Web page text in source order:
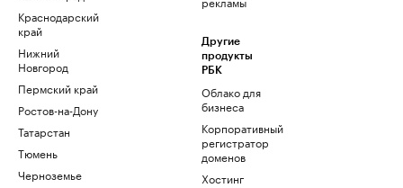
Краснодарский
край
Нижний
Новгород
Пермский край
Ростов-на-Дону
Татарстан
Тюмень
Черноземье
Другие
продукты
РБК
Облако для
бизнеса
Корпоративный
регистратор
доменов
Хостинг